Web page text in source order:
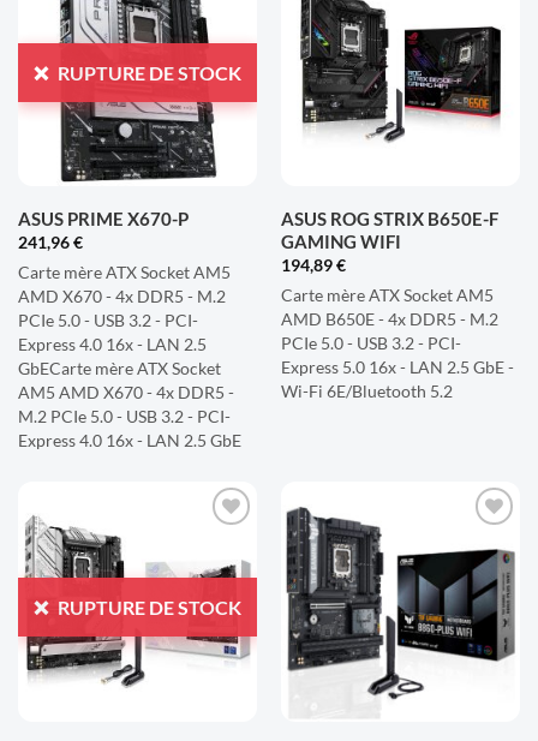
AJOUTER
À LA
D'ENVIES
RUPTURE DE STOCK
ASUS PRIME X670-P
241,96€
Carte mère ATX Socket AM5
AMD X670 - 4x DDR5 - M.2
PCIe 5.0 - USB 3.2 - PCI-
Express 4.0 16x - LAN 2.5
GbECarte mère ATX Socket
AM5 AMD X670 - 4x DDR5 -
M.2 PCIe 5.0 - USB 3.2 - PCI-
Express 4.0 16x - LAN 2.5 GbE
À LA
LISTE
D'ENVIES
ASUS ROG STRIX B650E-F
GAMING WIFI
194,89€
Carte mère ATX Socket AM5
AMD B650E - 4x DDR5 - M.2
PCIe 5.0 - USB 3.2 - PCI-
Express 5.0 16x - LAN 2.5 GbE -
Wi-Fi 6E/Bluetooth 5.2
À LA
D'ENVIES
RUPTURE DE STOCK
AJOUTER
À LA
LISTE
D'ENVIES